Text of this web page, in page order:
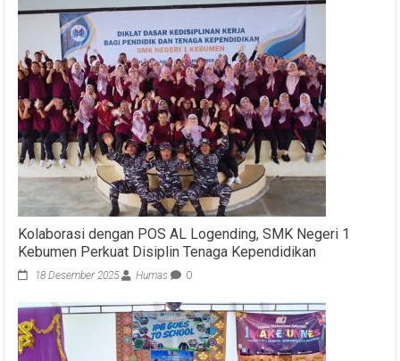
Kolaborasi dengan POS AL Logending, SMK Negeri 1
Kebumen Perkuat Disiplin Tenaga Kependidikan
18 Desember 2025 Humas 0